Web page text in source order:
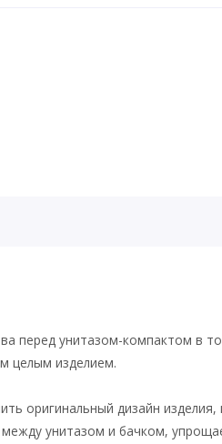
перед унитазом-компактом в
целым изделием.
оригинальный дизайн
унитазом и бачком,